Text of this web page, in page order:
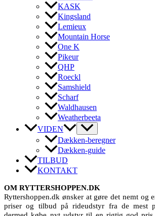
KASK
Kingsland
Lemieux
Mountain Horse
One K
Pikeur
QHP
Roeckl
Samshield
Scharf
Waldhausen
Weatherbeeta
VIDEN
Dækken-beregner
Dækken-guide
TILBUD
KONTAKT
OM RYTTERSHOPPEN.DK
Ryttershoppen.dk ønsker at gøre det nemt og
priser og tilbud på rideudstyr fra de mest